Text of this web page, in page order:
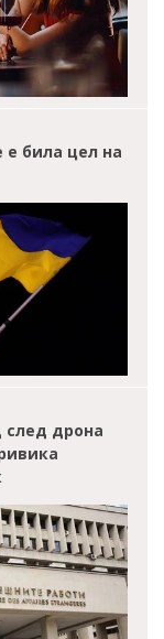
е била цел на
дрона